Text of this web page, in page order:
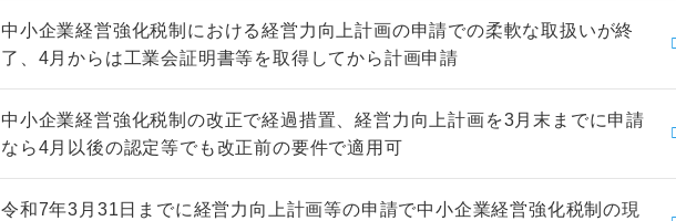
中小企業経営強化税制における経営力向上計画の申請での柔軟な取扱いが終
了、4月からは工業会証明書等を取得してから計画申請
中小企業経営強化税制の改正で経過措置、経営力向上計画を3月末までに申請
なら4月以後の認定等でも改正前の要件で適用可
令和7年3月31日までに経営力向上計画等の申請で中小企業経営強化税制の現